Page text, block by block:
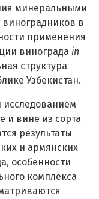
минеральными
в
применения
винограда in
структура
Узбекистан.
исследованием
и вине из сорта
результаты
и армянских
особенности
комплекса